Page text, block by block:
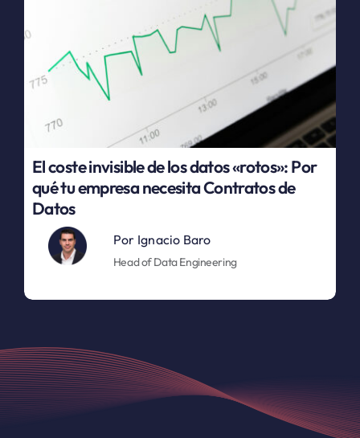
El coste invisible de los datos «rotos»: Por
qué tu empresa necesita Contratos de
Datos
Por Ignacio Baro
Head of Data Engineering